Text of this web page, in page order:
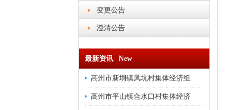
变更公告
澄清公告
最新资讯 New
高州市新垌镇凤坑村集体经济组
高州市平山镇合水口村集体经济